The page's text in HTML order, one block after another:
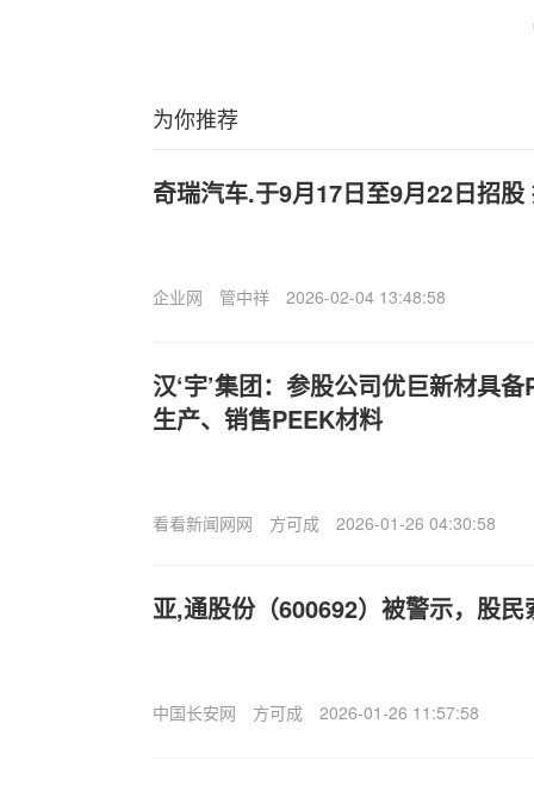
为你推荐
奇瑞汽车.于9月17日至9月22日招
企业网 管中祥 2026-02-04 13:48:58
汉‘宇’集团：参股公司优巨新材具
生产、销售PEEK材料
看看新闻网网 方可成 2026-01-26 04:30:58
亚,通股份（600692）被警示，股民
中国长安网 方可成 2026-01-26 11:57:58